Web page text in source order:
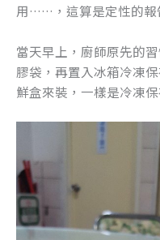
用……，這算是定性的報
當天早上，廚師原先的
膠袋，再置入冰箱冷凍
鮮盒來裝，一樣是冷凍保